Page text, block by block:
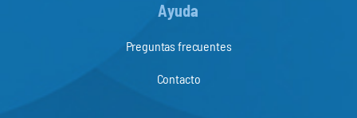
Ayuda
Preguntas frecuentes
Contacto